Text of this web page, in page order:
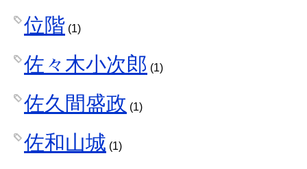
位階 (1)
佐々木小次郎 (1)
佐久間盛政 (1)
佐和山城 (1)